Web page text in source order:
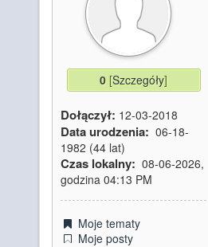
0 [Szczegóły]
Dołączył: 12-03-2018
Data urodzenia: 06-18-
1982 (44 lat)
Czas lokalny: 08-06-2026,
godzina 04:13 PM
Moje tematy
Moje posty